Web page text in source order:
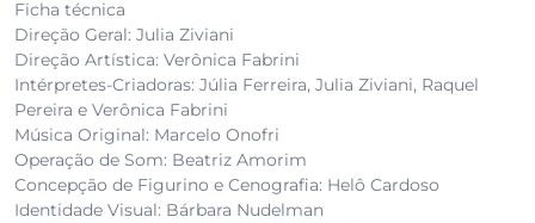
Ficha técnica
Direção Geral: Julia Ziviani
Direção Artística: Verônica Fabrini
Intérpretes-Criadoras: Júlia Ferreira, Julia Ziviani, Raquel
Pereira e Verônica Fabrini
Música Original: Marcelo Onofri
Operação de Som: Beatriz Amorim
Concepção de Figurino e Cenografia: Helô Cardoso
Identidade Visual: Bárbara Nudelman